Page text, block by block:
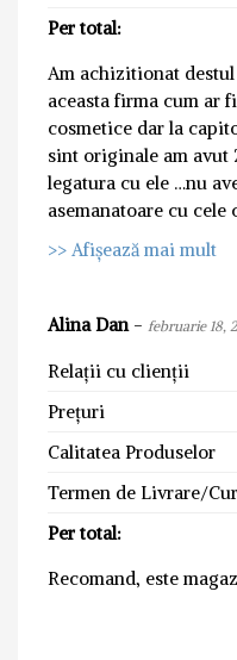
Per total:
Am achizitionat
aceasta firma cum ar
cosmetice dar la
sint originale am avut
legatura cu ele …nu
asemanatoare cu
>> Afișează mai mult
Alina Dan - februarie 18,
Relații cu clienții
Prețuri
Calitatea Produselor
Termen de Livrare/
Per total:
Recomand, este